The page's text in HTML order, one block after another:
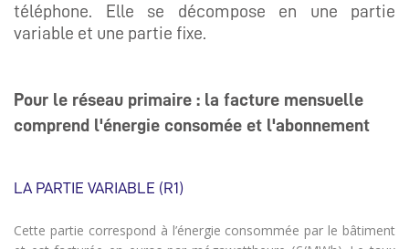
téléphone. Elle se décompose en une partie
variable et une partie fixe.
Pour le réseau primaire : la facture mensuelle
comprend l'énergie consomée et l'abonnement
LA PARTIE VARIABLE (R1)
Cette partie correspond à l’énergie consommée par le bâtiment